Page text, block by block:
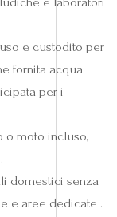
e custodito per
fornita acqua
per i
o moto incluso,
domestici senza
e aree dedicate .